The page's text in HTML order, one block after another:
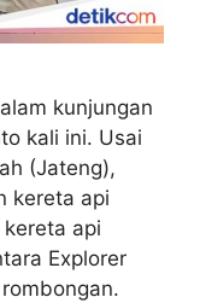
kunjungan
kali ini. Usai
(Jateng),
kereta api
api
Explorer